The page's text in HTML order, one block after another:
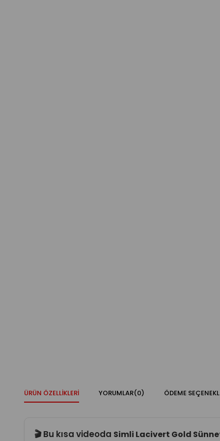
ÜRÜN ÖZELLIKLERI YORUMLAR(0) ÖDEME
🎬 Bu kısa videoda Simli Lacivert Gold